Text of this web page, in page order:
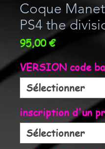
Coque
PS4 the
95,00 €Prix
VERSION code
inscription d'un